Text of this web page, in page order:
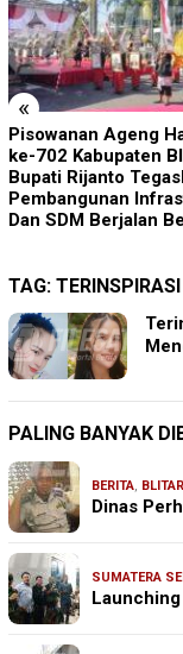
«
Pisowanan Ageng
ke-702 Kabupaten
Bupati Rijanto
Pembangunan
Dan SDM Berjalan
TAG: TERINSPIRASI
PALING BANYAK
BERITA, BLITAR
Dinas
SUMATERA